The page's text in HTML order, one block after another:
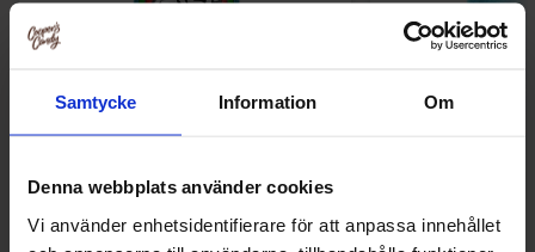
Samtycke Information Om
Denna webbplats använder cookies
Vi använder enhetsidentifierare för att anpassa innehållet
BSC Energy Drink Äpple-Rabarber
Clean Drink